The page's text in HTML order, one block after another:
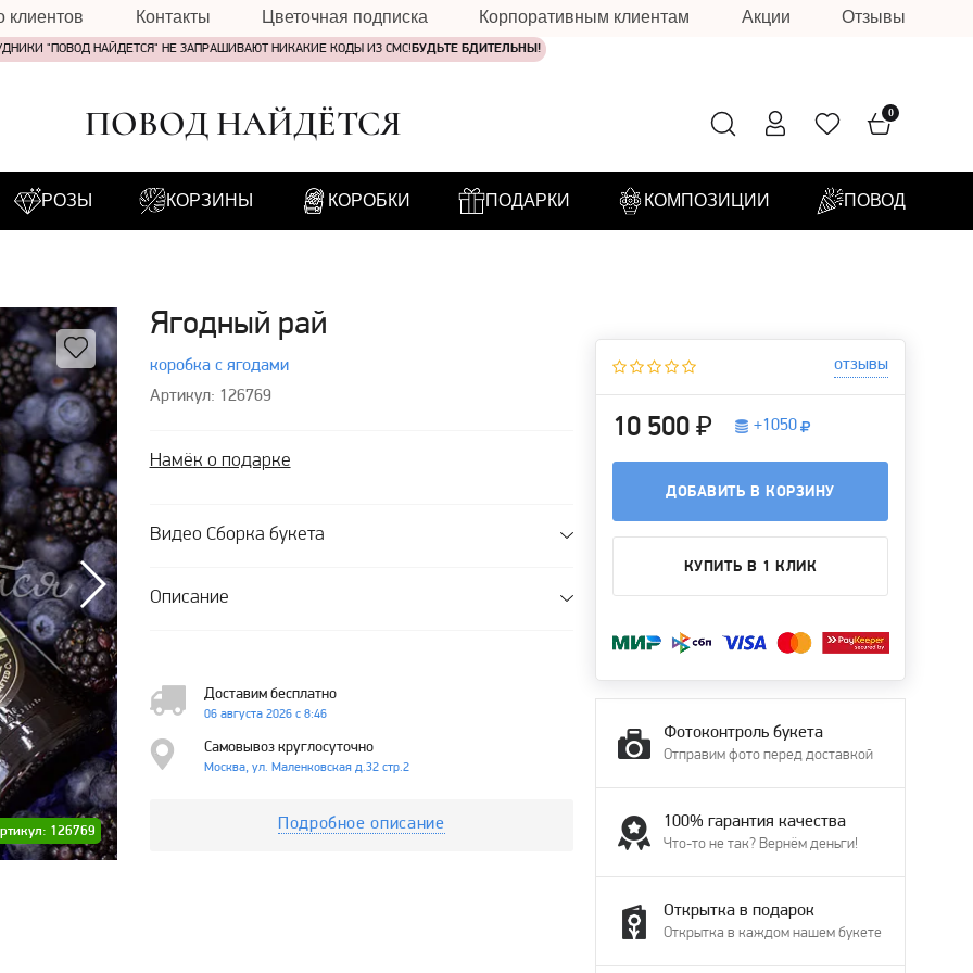
клиентов Контакты Цветочная подписка Корпоративным клиентам Акции Отзывы
"ПОВОД НАЙДЕТСЯ" НЕ ЗАПРАШИВАЮТ НИКАКИЕ КОДЫ ИЗ СМС! БУДЬТЕ БДИТЕЛЬНЫ!
ПОВОД НАЙДЁТСЯ 0
РОЗЫ КОРЗИНЫ КОРОБКИ ПОДАРКИ КОМПОЗИЦИИ ПОВОД
126769
Ягодный рай
коробка с ягодами
Артикул: 126769
Намёк о подарке
Видео Сборка букета
Описание
Доставим бесплатно
06 августа 2026 с 8:46
Самовывоз круглосуточно
Москва, ул. Маленковская д.32 стр.2
Подробное описание
отзывы
10 500 ₽ +1050
ДОБАВИТЬ В КОРЗИНУ
КУПИТЬ В 1 КЛИК
Фотоконтроль букета
Отправим фото перед доставкой
100% гарантия качества
Что-то не так? Вернём деньги!
Открытка в подарок
Открытка в каждом нашем букете